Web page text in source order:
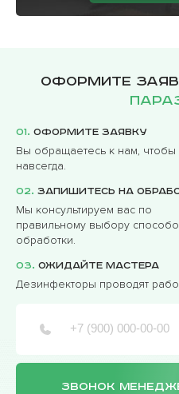
Оформите
01. Оформите заявку
Вы обращаетесь к нам, чтобы
навсегда.
02. Запишитесь на
Мы консультируем вас по
правильному выбору
обработки.
03. Ожидайте мастера
Дезинфекторы проводят
ЗВОНОК